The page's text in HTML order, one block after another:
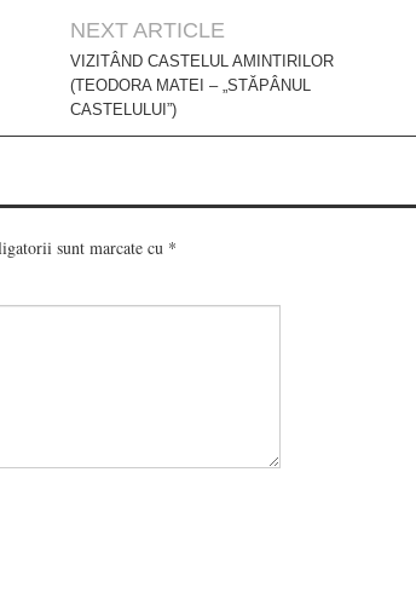
NEXT ARTICLE
VIZITÂND CASTELUL AMINTIRILOR
(TEODORA MATEI – „STĂPÂNUL
CASTELULUI”)
sunt marcate cu *